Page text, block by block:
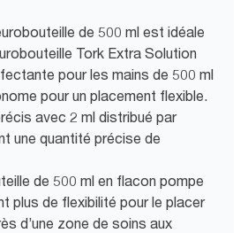
de 500 ml est idéale
Tork Extra Solution
pour les mains de 500 ml
pour un placement flexible.
avec 2 ml distribué par
une quantité précise de
de 500 ml en flacon pompe
plus de flexibilité pour le placer
d’une zone de soins aux